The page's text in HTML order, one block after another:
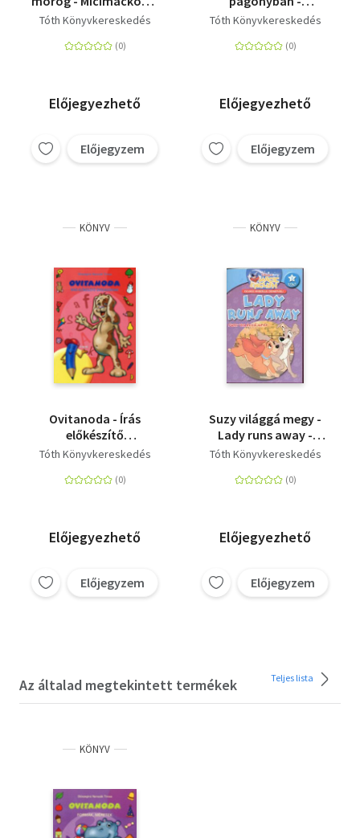
tanulok
Tóth Könyvkereskedés
Előjegyezhető
Előjegyzem
Micimackóval tanulok
Tóth Könyvkereskedés
Előjegyezhető
Előjegyzem
KÖNYV
Ovitanoda - Írás
előkészítő
óvodásoknak
Tóth Könyvkereskedés
Előjegyezhető
Előjegyzem
KÖNYV
Suzy világgá megy -
Lady runs away -
Olvass angolul
Tóth Könyvkereskedés
Előjegyezhető
Előjegyzem
Az általad megtekintett termékek Teljes lista
KÖNYV